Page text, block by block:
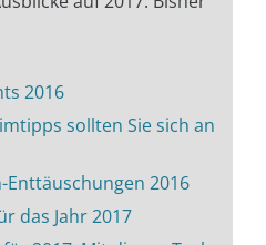
2016
sollten Sie sich an
Enttäuschungen 2016
das Jahr 2017